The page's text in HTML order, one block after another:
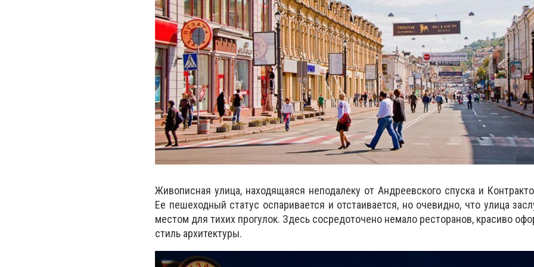
Живописная улица, находящаяся неподалеку от Андреевского спуска и
Ее пешеходный статус оспаривается и отстаивается, но очевидно, что улица
местом для тихих прогулок. Здесь сосредоточено немало ресторанов, красиво
стиль архитектуры.